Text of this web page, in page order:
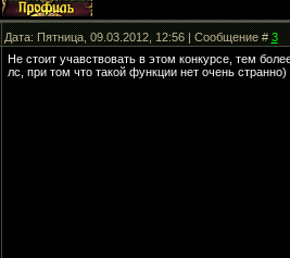
Дата: Пятница, 09.03.2012, 12:56 | Сообщение #3
Не стоит учавствовать в этом конкурсе, тем
лс, при том что такой функции нет очень странно)